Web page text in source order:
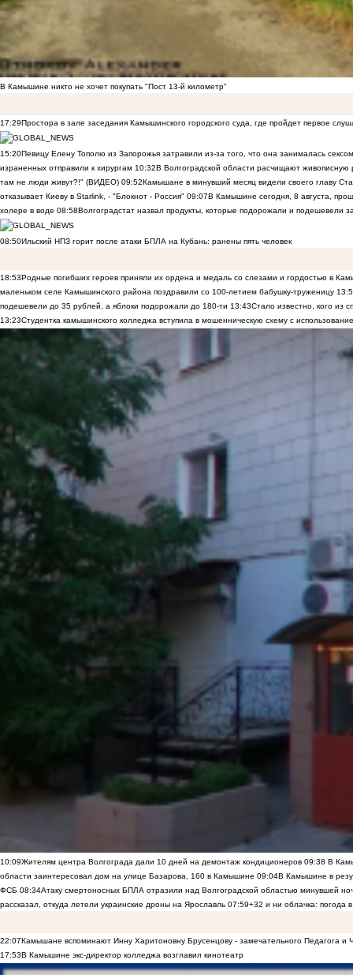
В Камышине никто не хочет покупать "Пост 13-й километр"
17:29Простора в зале заседания Камышинского городского суда, где пройдет первое
15:20Певицу Елену Тополю из Запорожья затравили из-за того, что она занималась
израненных отправили к хирургам 10:32В Волгоградской области расчищают
там не люди живут?!" (ВИДЕО) 09:52Камышане в минувший месяц видели своего главу
отказывает Киеву в Starlink, - "Блокнот - Россия" 09:07В Камышине сегодня, 8 августа,
холере в воде 08:58Волгоградстат назвал продукты, которые подорожали и подешевели
08:50Ильский НПЗ горит после атаки БПЛА на Кубань: ранены пять человек
18:53Родные погибших героев приняли их ордена и медаль со слезами и гордостью в
маленьком селе Камышинского района поздравили со 100-летием бабушку-труженицу
подешевели до 35 рублей, а яблоки подорожали до 180-ти 13:43Стало известно, кого из
13:23Студентка камышинского колледжа вступила в мошенническую схему с
10:09Жителям центра Волгограда дали 10 дней на демонтаж кондиционеров 09:38 В
области заинтересовал дом на улице Базарова, 160 в Камышине 09:04В Камышине в
ФСБ 08:34Атаку смертоносных БПЛА отразили над Волгоградской областью минувшей
рассказал, откуда летели украинские дроны на Ярославль 07:59+32 и ни облачка: погода
22:07Камышане вспоминают Инну Харитоновну Брусенцову - замечательного Педагога и
17:53В Камышине экс-директор колледжа возглавил кинотеатр